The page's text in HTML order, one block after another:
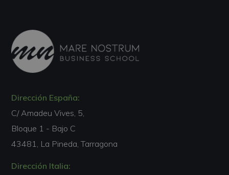
Dirección España:
C/ Amadeu Vives, 5,
Bloque 1 - Bajo C
43481, La Pineda, Tarragona
Dirección Italia: